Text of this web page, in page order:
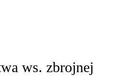
ws. zbrojnej